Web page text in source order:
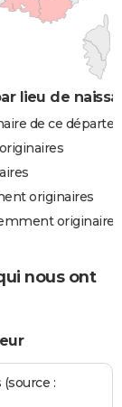
lieu de
de ce
originaires
originaires
nous ont
: